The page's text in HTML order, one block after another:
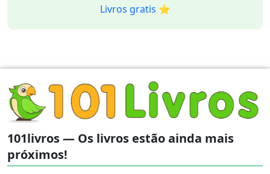
Livros gratis ⭐️
101livros — Os livros estão ainda mais
próximos!